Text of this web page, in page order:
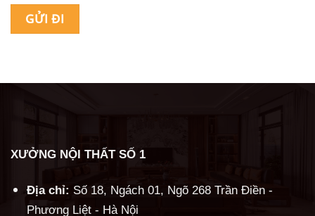
XƯỞNG NỘI THẤT SỐ 1
Địa chỉ: Số 18, Ngách 01, Ngõ 268 Trần Điền -
Phương Liệt - Hà Nội